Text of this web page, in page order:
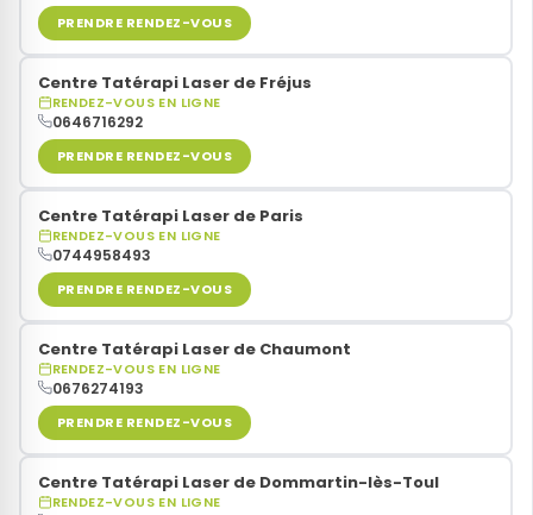
PRENDRE RENDEZ-VOUS
Centre Tatérapi Laser de Fréjus
RENDEZ-VOUS EN LIGNE
0646716292
PRENDRE RENDEZ-VOUS
Centre Tatérapi Laser de Paris
RENDEZ-VOUS EN LIGNE
0744958493
PRENDRE RENDEZ-VOUS
Centre Tatérapi Laser de Chaumont
RENDEZ-VOUS EN LIGNE
0676274193
PRENDRE RENDEZ-VOUS
Centre Tatérapi Laser de Dommartin-lès-Toul
RENDEZ-VOUS EN LIGNE